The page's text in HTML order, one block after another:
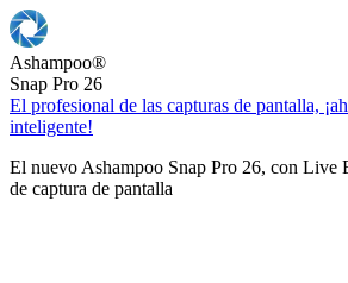
Ashampoo®
Snap Pro 26
El profesional de las capturas de pantalla,
inteligente!
El nuevo Ashampoo Snap Pro 26, con Live
de captura de pantalla